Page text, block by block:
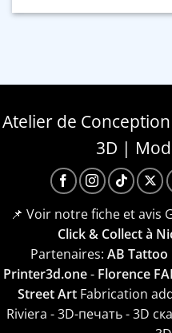
Atelier de
3D |
📌 Voir notre fiche et avis
Click & Collect à
Partenaires: AB Tattoo
Printer3d.one- Florence
Street ArtFabrication
Riviera - 3D-печать - 3D